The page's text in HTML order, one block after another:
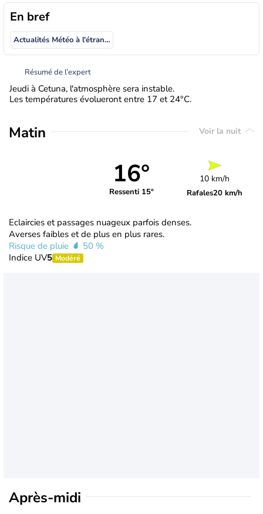
En bref
Actualités Météo à l'étranger
Résumé de l’expert
Jeudi à Cetuna, l'atmosphère sera instable.
Les températures évolueront entre 17 et 24°C.
Matin Voir la nuit
16°
Ressenti 15°
10 km/h
Rafales20 km/h
Eclaircies et passages nuageux parfois denses.
Averses faibles et de plus en plus rares.
Risque de pluie
50 %
Indice UV5 Modéré
Après-midi